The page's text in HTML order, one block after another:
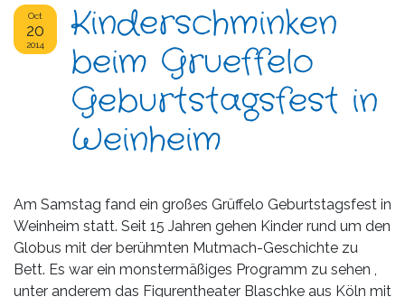
Oct
20
2014
Kinderschminken
beim Grueffelo
Geburtstagsfest in
Weinheim
Am Samstag fand ein großes Grüffelo Geburtstagsfest in
Weinheim statt. Seit 15 Jahren gehen Kinder rund um den
Globus mit der berühmten Mutmach-Geschichte zu
Bett. Es war ein monstermäßiges Programm zu sehen ,
unter anderem das Figurentheater Blaschke aus Köln mit